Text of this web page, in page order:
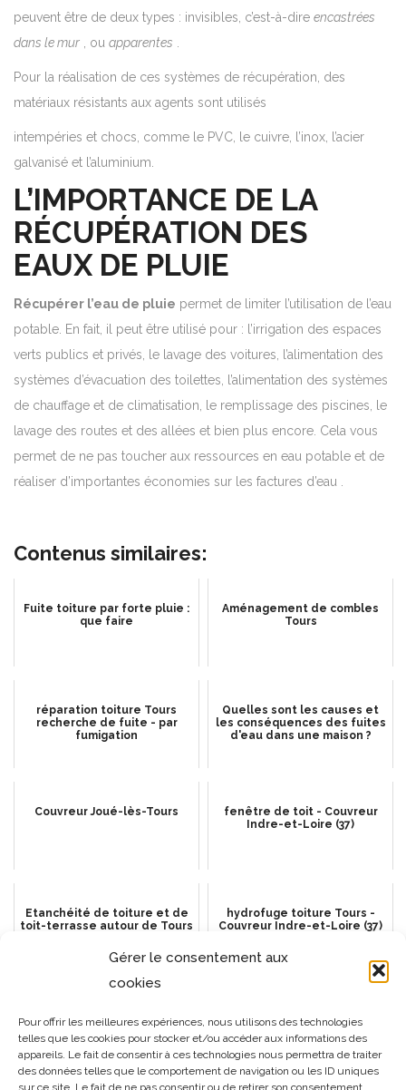
Gérer le consentement aux
cookies
Pour offrir les meilleures expériences, nous utilisons des technologies
telles que les cookies pour stocker et/ou accéder aux informations des
appareils. Le fait de consentir à ces technologies nous permettra de traiter
des données telles que le comportement de navigation ou les ID uniques
sur ce site. Le fait de ne pas consentir ou de retirer son consentement
peuvent être de deux types : invisibles, c’est-à-dire encastrées
dans le mur , ou apparentes
Pour la réalisation de ces systèmes de récupération, des
matériaux résistants aux agents sont utilisés
intempéries et chocs, comme le PVC, le cuivre, l’inox, l’acier
galvanisé et l’aluminium.
L’IMPORTANCE DE LA
RÉCUPÉRATION DES
EAUX DE PLUIE
Récupérer l’eau de pluie permet de limiter l’utilisation de l’eau
potable. En fait, il peut être utilisé pour : l’irrigation des espaces
verts publics et privés, le lavage des voitures, l’alimentation des
systèmes d’évacuation des toilettes, l’alimentation des systèmes
de chauffage et de climatisation, le remplissage des piscines, le
lavage des routes et des allées et bien plus encore. Cela vous
permet de ne pas toucher aux ressources en eau potable et de
réaliser d’importantes économies sur les factures d’eau
Contenus similaires:
Fuite toiture par forte pluie :
que faire
Aménagement de combles
Tours
réparation toiture Tours
recherche de fuite - par
fumigation
Quelles sont les causes et
les conséquences des fuites
d'eau dans une maison ?
Couvreur Joué-lès-Tours
fenêtre de toit - Couvreur
Indre-et-Loire (37)
Etanchéité de toiture et de
toit-terrasse autour de Tours
hydrofuge toiture Tours -
Couvreur Indre-et-Loire (37)
pourquoi choisir un
professionnel pour
l’installation à Cannes ?
plafond de votre maison -
Couvreur Indre-et-Loire (37)